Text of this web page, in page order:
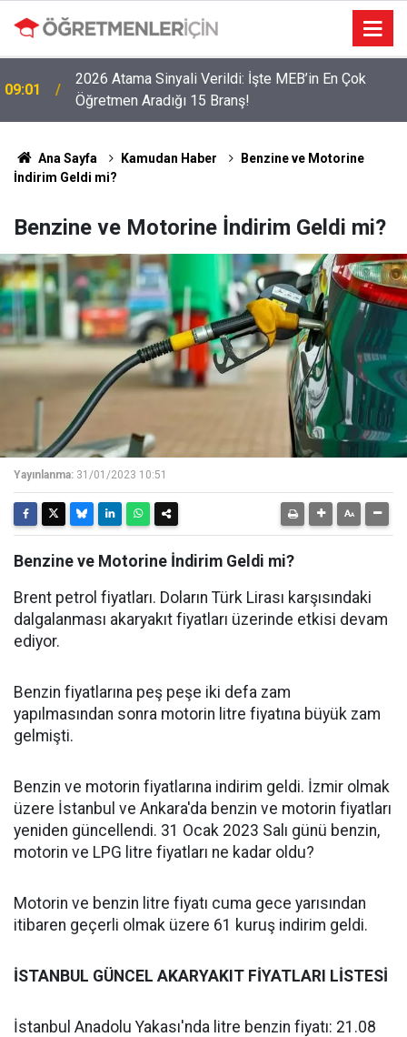
2026 Atama Sinyali Verildi: İşte MEB’in En Çok
Öğretmen Aradığı 15 Branş!
19:00
LGS Nakillerinde Büyük Risk: Gözde Liselerde
Kontenjanlar Bitti, Rekabet Tavan Yaptı!
Ana Sayfa Kamudan Haber
Benzine ve Motorine
İndirim Geldi mi?
Benzine ve Motorine İndirim Geldi mi?
Yayınlanma: 31/01/2023 10:51
Benzine ve Motorine İndirim Geldi mi?
Brent petrol fiyatları. Doların Türk Lirası karşısındaki
dalgalanması akaryakıt fiyatları üzerinde etkisi devam
ediyor.
Benzin fiyatlarına peş peşe iki defa zam
yapılmasından sonra motorin litre fiyatına büyük zam
gelmişti.
Benzin ve motorin fiyatlarına indirim geldi. İzmir olmak
üzere İstanbul ve Ankara'da benzin ve motorin fiyatları
yeniden güncellendi. 31 Ocak 2023 Salı günü benzin,
motorin ve LPG litre fiyatları ne kadar oldu?
Motorin ve benzin litre fiyatı cuma gece yarısından
itibaren geçerli olmak üzere 61 kuruş indirim geldi.
İSTANBUL GÜNCEL AKARYAKIT FİYATLARI LİSTESİ
İstanbul Anadolu Yakası'nda litre benzin fiyatı: 21.08